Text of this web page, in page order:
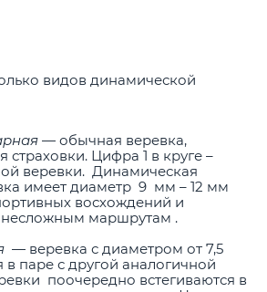
видов динамической
— обычная веревка,
страховки. Цифра 1 в круге –
веревки. Динамическая
имеет диаметр 9 мм – 12 мм
восхождений и
маршрутам .
— веревка с диаметром от 7,5
в паре с другой аналогичной
поочередно встегиваются в